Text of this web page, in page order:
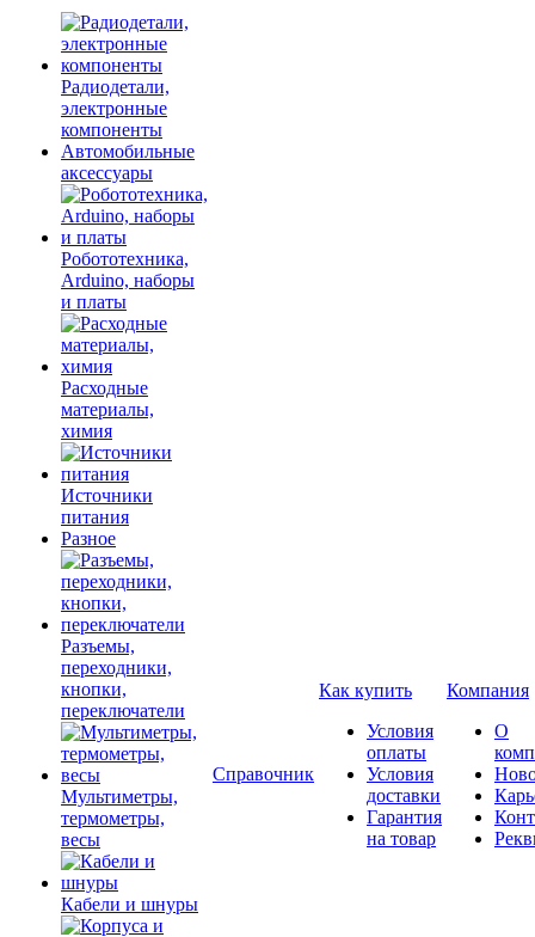
Радиодетали,
электронные
компоненты
Автомобильные
аксессуары
Робототехника,
Arduino, наборы
и платы
Расходные
материалы,
химия
Источники
питания
Разное
Разъемы,
переходники,
кнопки,
переключатели
Мультиметры,
термометры,
весы
Кабели и шнуры
Справочник
Как купить
Условия
оплаты
Условия
доставки
Гарантия
на товар
Компания
О